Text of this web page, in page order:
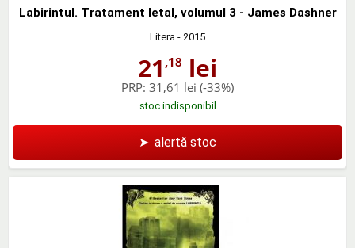
Labirintul. Tratament letal, volumul 3 - James Dashner
Litera - 2015
21 ,18 lei
PRP: 31,61 lei (-33%)
stoc indisponibil
➤ alertă stoc